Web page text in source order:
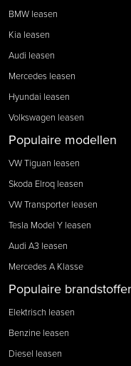
BMW leasen
Kia leasen
Audi leasen
Mercedes leasen
Hyundai leasen
Volkswagen leasen
Populaire modellen
VW Tiguan leasen
Skoda Elroq leasen
VW Transporter leasen
Tesla Model Y leasen
Audi A3 leasen
Mercedes A Klasse
Populaire
Elektrisch leasen
Benzine leasen
Diesel leasen